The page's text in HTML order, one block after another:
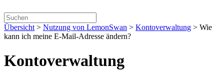
Übersicht > Nutzung von LemonSwan > Kontoverwaltung > Wie
kann ich meine E-Mail-Adresse ändern?
Kontoverwaltung